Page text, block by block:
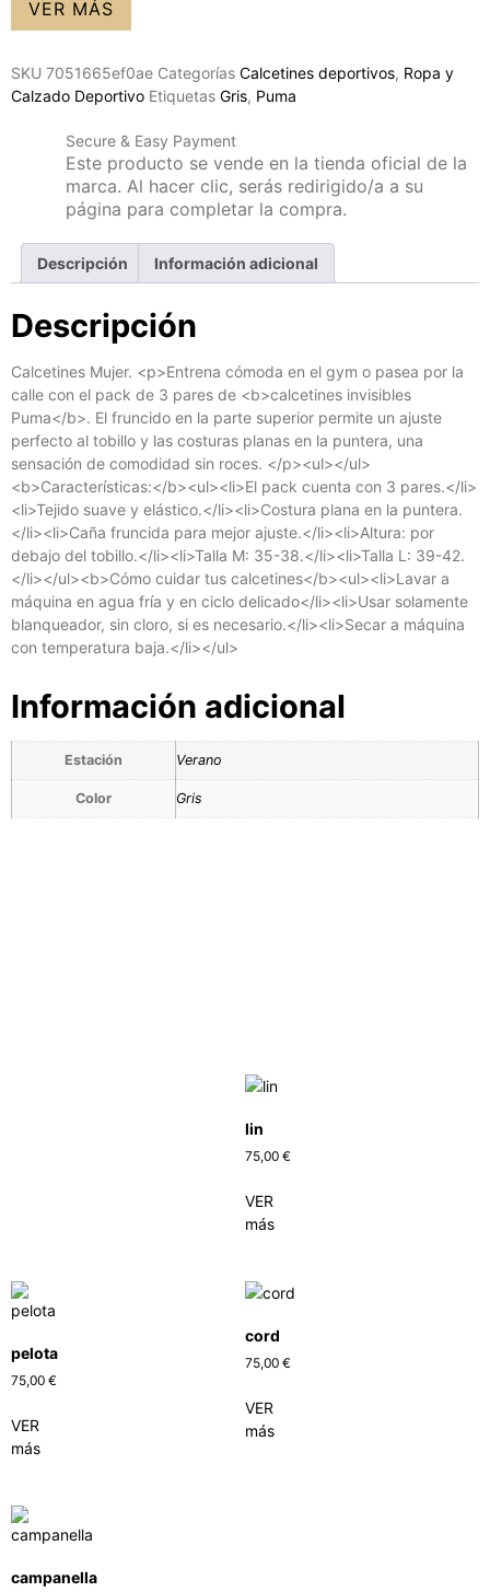
VER MÁS
SKU 7051665ef0ae Categorías Calcetines deportivos, Ropa y
Calzado Deportivo Etiquetas Gris, Puma
Secure & Easy Payment
Este producto se vende en la tienda oficial de la
marca. Al hacer clic, serás redirigido/a a su
página para completar la compra.
Descripción Información adicional
Descripción
Calcetines Mujer. <p>Entrena cómoda en el gym o pasea por la
calle con el pack de 3 pares de <b>calcetines invisibles
Puma</b>. El fruncido en la parte superior permite un ajuste
perfecto al tobillo y las costuras planas en la puntera, una
sensación de comodidad sin roces. </p><ul></ul>
<b>Características:</b><ul><li>El pack cuenta con 3 pares.</li>
<li>Tejido suave y elástico.</li><li>Costura plana en la puntera.
</li><li>Caña fruncida para mejor ajuste.</li><li>Altura: por
debajo del tobillo.</li><li>Talla M: 35-38.</li><li>Talla L: 39-42.
</li></ul><b>Cómo cuidar tus calcetines</b><ul><li>Lavar a
máquina en agua fría y en ciclo delicado</li><li>Usar solamente
blanqueador, sin cloro, si es necesario.</li><li>Secar a máquina
con temperatura baja.</li></ul>
Información adicional
Estación Verano
Color Gris
lin
75,00 €
VER
más
pelota
75,00 €
VER
más
cord
75,00 €
VER
más
campanella